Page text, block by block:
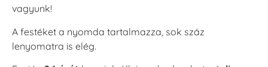
vagyunk!
A festéket a nyomda tartalmazza, sok száz
lenyomatra is elég.